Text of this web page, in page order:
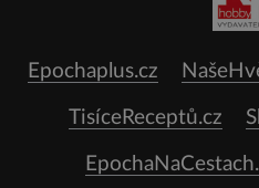
Epochaplus.cz
TisíceReceptů.cz